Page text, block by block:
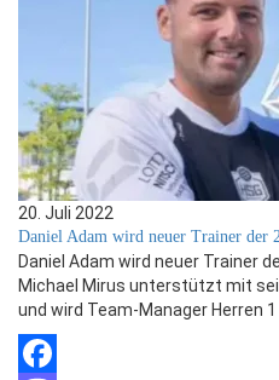
20. Juli 2022
Daniel Adam wird neuer Trainer der
Daniel Adam wird neuer Trainer
Michael Mirus unterstützt mit
und wird Team-Manager Herren 1